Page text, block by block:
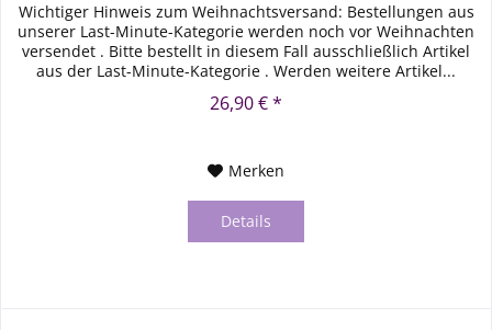
Wichtiger Hinweis zum Weihnachtsversand: Bestellungen aus
unserer Last-Minute-Kategorie werden noch vor Weihnachten
versendet . Bitte bestellt in diesem Fall ausschließlich Artikel
aus der Last-Minute-Kategorie . Werden weitere Artikel...
26,90 € *
Merken
Details